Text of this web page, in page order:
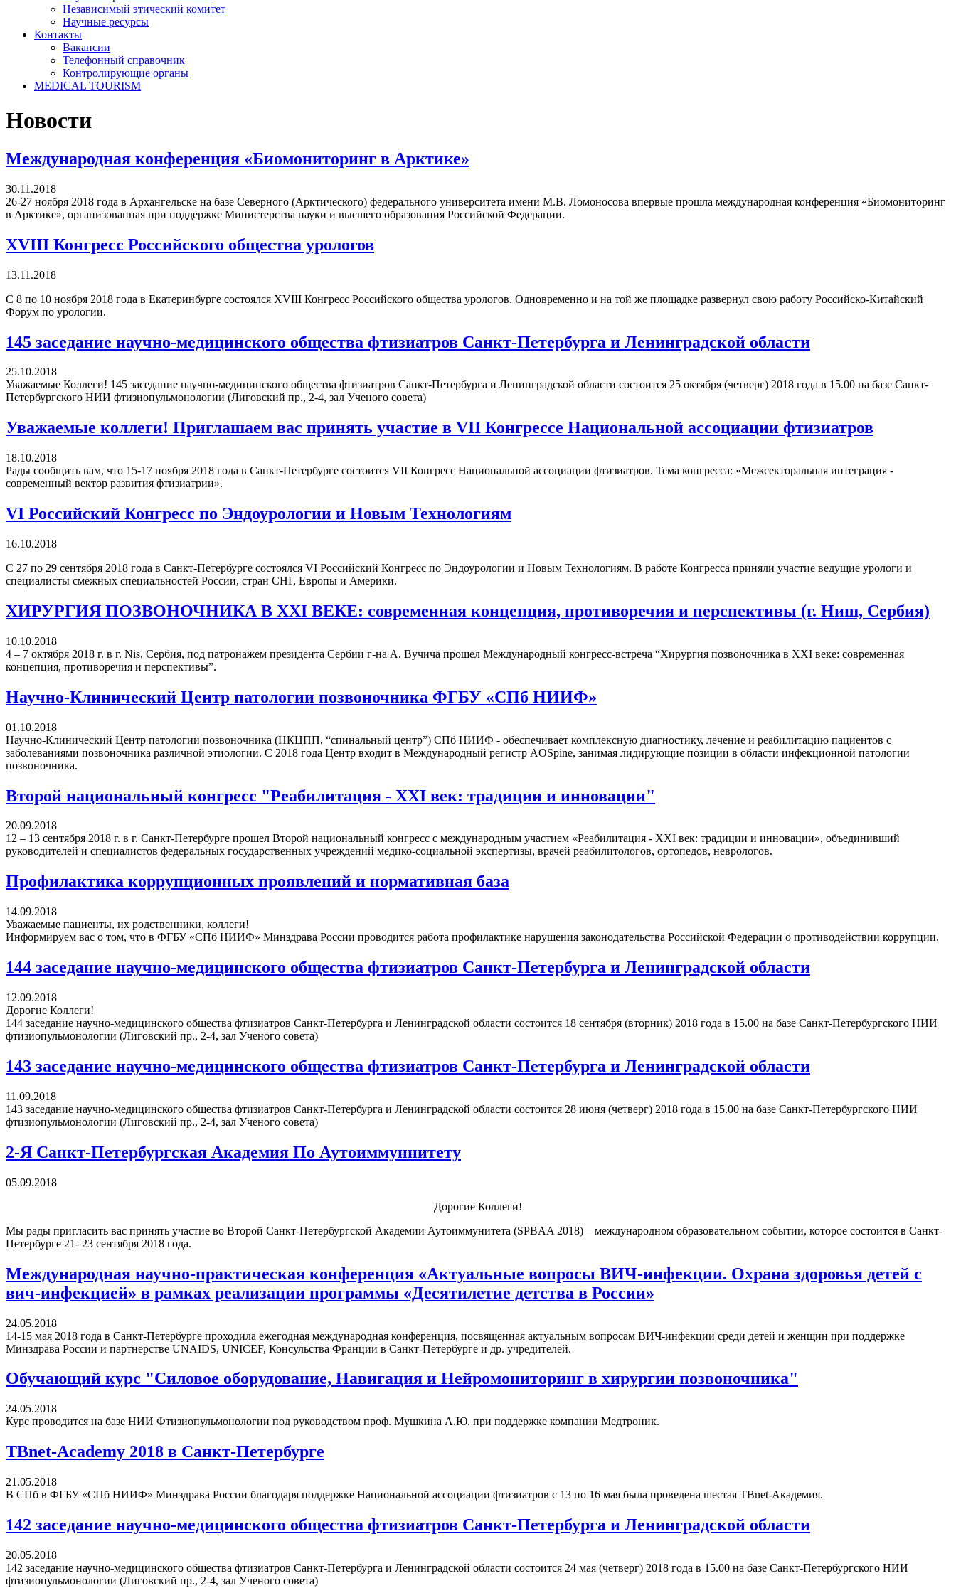
Независимый этический комитет
Научные ресурсы
Контакты
Вакансии
Телефонный справочник
Контролирующие органы
MEDICAL TOURISM
Новости
Международная конференция «Биомониторинг в Арктике»
30.11.2018
26-27 ноября 2018 года в Архангельске на базе Северного (Арктического) федерального университета имени М.В. Ломоносова впервые прошла международная конференция «Биомониторинг
в Арктике», организованная при поддержке Министерства науки и высшего образования Российской Федерации.
XVIII Конгресс Российского общества урологов
13.11.2018
С 8 по 10 ноября 2018 года в Екатеринбурге состоялся XVIII Конгресс Российского общества урологов. Одновременно и на той же площадке развернул свою работу Российско-Китайский
Форум по урологии.
145 заседание научно-медицинского общества фтизиатров Санкт-Петербурга и Ленинградской области
25.10.2018
Уважаемые Коллеги! 145 заседание научно-медицинского общества фтизиатров Санкт-Петербурга и Ленинградской области состоится 25 октября (четверг) 2018 года в 15.00 на базе Санкт-
Петербургского НИИ фтизиопульмонологии (Лиговский пр., 2-4, зал Ученого совета)
Уважаемые коллеги! Приглашаем вас принять участие в VII Конгрессе Национальной ассоциации фтизиатров
18.10.2018
Рады сообщить вам, что 15-17 ноября 2018 года в Санкт-Петербурге состоится VII Конгресс Национальной ассоциации фтизиатров. Тема конгресса: «Межсекторальная интеграция -
современный вектор развития фтизиатрии».
VI Российский Конгресс по Эндоурологии и Новым Технологиям
16.10.2018
С 27 по 29 сентября 2018 года в Санкт-Петербурге состоялся VI Российский Конгресс по Эндоурологии и Новым Технологиям. В работе Конгресса приняли участие ведущие урологи и
специалисты смежных специальностей России, стран СНГ, Европы и Америки.
ХИРУРГИЯ ПОЗВОНОЧНИКА В ХХI ВЕКЕ: современная концепция, противоречия и перспективы (г. Ниш, Сербия)
10.10.2018
4 – 7 октября 2018 г. в г. Nis, Сербия, под патронажем президента Сербии г-на А. Вучича прошел Международный конгресс-встреча “Хирургия позвоночника в ХХI веке: современная
концепция, противоречия и перспективы”.
Научно-Клинический Центр патологии позвоночника ФГБУ «СПб НИИФ»
01.10.2018
Научно-Клинический Центр патологии позвоночника (НКЦПП, “спинальный центр”) СПб НИИФ - обеспечивает комплексную диагностику, лечение и реабилитацию пациентов с
заболеваниями позвоночника различной этиологии. С 2018 года Центр входит в Международный регистр AOSpine, занимая лидирующие позиции в области инфекционной патологии
позвоночника.
Второй национальный конгресс "Реабилитация - XXI век: традиции и инновации"
20.09.2018
12 – 13 сентября 2018 г. в г. Санкт-Петербурге прошел Второй национальный конгресс с международным участием «Реабилитация - XXI век: традиции и инновации», объединивший
руководителей и специалистов федеральных государственных учреждений медико-социальной экспертизы, врачей реабилитологов, ортопедов, неврологов.
Профилактика коррупционных проявлений и нормативная база
14.09.2018
Уважаемые пациенты, их родственники, коллеги!
Информируем вас о том, что в ФГБУ «СПб НИИФ» Минздрава России проводится работа профилактике нарушения законодательства Российской Федерации о противодействии коррупции.
144 заседание научно-медицинского общества фтизиатров Санкт-Петербурга и Ленинградской области
12.09.2018
Дорогие Коллеги!
144 заседание научно-медицинского общества фтизиатров Санкт-Петербурга и Ленинградской области состоится 18 сентября (вторник) 2018 года в 15.00 на базе Санкт-Петербургского НИИ
фтизиопульмонологии (Лиговский пр., 2-4, зал Ученого совета)
143 заседание научно-медицинского общества фтизиатров Санкт-Петербурга и Ленинградской области
11.09.2018
143 заседание научно-медицинского общества фтизиатров Санкт-Петербурга и Ленинградской области состоится 28 июня (четверг) 2018 года в 15.00 на базе Санкт-Петербургского НИИ
фтизиопульмонологии (Лиговский пр., 2-4, зал Ученого совета)
2-Я Санкт-Петербургская Академия По Аутоиммуннитету
05.09.2018
Дорогие Коллеги!
Мы рады пригласить вас принять участие во Второй Санкт-Петербургской Академии Аутоиммунитета (SPBAA 2018) – международном образовательном событии, которое состоится в Санкт-
Петербурге 21- 23 сентября 2018 года.
Международная научно-практическая конференция «Актуальные вопросы ВИЧ-инфекции. Охрана здоровья детей с
вич-инфекцией» в рамках реализации программы «Десятилетие детства в России»
24.05.2018
14-15 мая 2018 года в Санкт-Петербурге проходила ежегодная международная конференция, посвященная актуальным вопросам ВИЧ-инфекции среди детей и женщин при поддержке
Минздрава России и партнерстве UNAIDS, UNICEF, Консульства Франции в Санкт-Петербурге и др. учредителей.
Обучающий курс "Силовое оборудование, Навигация и Нейромониторинг в хирургии позвоночника"
24.05.2018
Курс проводится на базе НИИ Фтизиопульмонологии под руководством проф. Мушкина А.Ю. при поддержке компании Медтроник.
TBnet-Academy 2018 в Санкт-Петербурге
21.05.2018
В СПб в ФГБУ «СПб НИИФ» Минздрава России благодаря поддержке Национальной ассоциации фтизиатров с 13 по 16 мая была проведена шестая TBnet-Академия.
142 заседание научно-медицинского общества фтизиатров Санкт-Петербурга и Ленинградской области
20.05.2018
142 заседание научно-медицинского общества фтизиатров Санкт-Петербурга и Ленинградской области состоится 24 мая (четверг) 2018 года в 15.00 на базе Санкт-Петербургского НИИ
фтизиопульмонологии (Лиговский пр., 2-4, зал Ученого совета)